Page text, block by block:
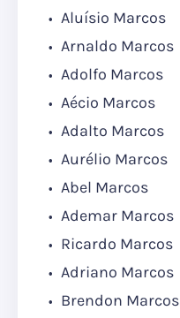
Aluísio Marcos
Arnaldo Marcos
Adolfo Marcos
Aécio Marcos
Adalto Marcos
Aurélio Marcos
Abel Marcos
Ademar Marcos
Ricardo Marcos
Adriano Marcos
Brendon Marcos